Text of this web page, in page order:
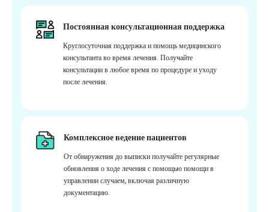
Постоянная консультационная поддержка
Круглосуточная поддержка и помощь медицинского
консультанта во время лечения. Получайте
консультации в любое время по процедуре и уходу
после лечения.
Комплексное ведение пациентов
От обнаружения до выписки получайте регулярные
обновления о ходе лечения с помощью помощи в
управлении случаем, включая различную
документацию.